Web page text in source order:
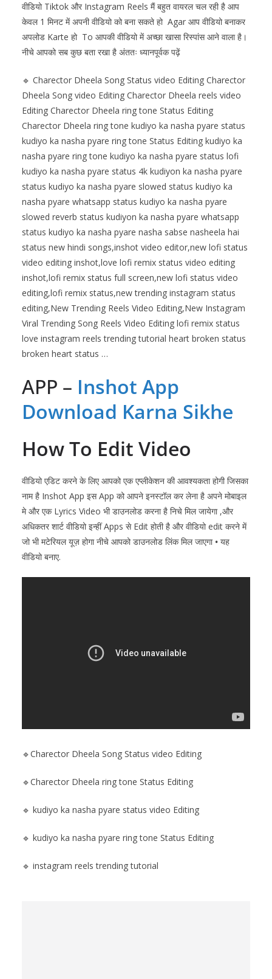
वीडियो Tiktok और Instagram Reels मैं बहुत वायरल चल रही है आप
केवल 1 मिनट में अपनी वीडियो को बना सकते हो Agar आप वीडियो बनाकर
अपलोड Karte हो To आपकी वीडियो में अच्छा खासा रिस्पांस आने वाला है।
नीचे आपको सब कुछ बता रखा है अंततः ध्यानपूर्वक पढ़ें
🔹 Charector Dheela Song Status video Editing Charector
Dheela Song video Editing Charector Dheela reels video
Editing Charector Dheela ring tone Status Editing
Charector Dheela ring tone kudiyo ka nasha pyare status
kudiyo ka nasha pyare ring tone Status Editing kudiyo ka
nasha pyare ring tone kudiyo ka nasha pyare status lofi
kudiyo ka nasha pyare status 4k kudiyon ka nasha pyare
status kudiyo ka nasha pyare slowed status kudiyo ka
nasha pyare whatsapp status kudiyo ka nasha pyare
slowed reverb status kudiyon ka nasha pyare whatsapp
status kudiyo ka nasha pyare nasha sabse nasheela hai
status new hindi songs,inshot video editor,new lofi status
video editing inshot,love lofi remix status video editing
inshot,lofi remix status full screen,new lofi status video
editing,lofi remix status,new trending instagram status
editing,New Trending Reels Video Editing,New Instagram
Viral Trending Song Reels Video Editing lofi remix status
love instagram reels trending tutorial heart broken status
broken heart status …
APP – Inshot App
Download Karna Sikhe
How To Edit Video
वीडियो एडिट करने के लिए आपको एक एप्लीकेशन की आवश्यकता होगी जिसका
नाम है Inshot App इस App को आपने इनस्टॉल कर लेना है अपने मोबाइल
मे और एक Lyrics Video भी डाउनलोड करना है निचे मिल जायेगा ,और
अधिकतर शार्ट वीडियो इन्हीं Apps से Edit होती है और वीडियो edit करने में
जो भी मटेरियल यूज़ होगा नीचे आपको डाउनलोड लिंक मिल जाएगा • यह
वीडियो बनाए.
🔹Charector Dheela Song Status video Editing
🔹Charector Dheela ring tone Status Editing
🔹 kudiyo ka nasha pyare status video Editing
🔹 kudiyo ka nasha pyare ring tone Status Editing
🔹 instagram reels trending tutorial